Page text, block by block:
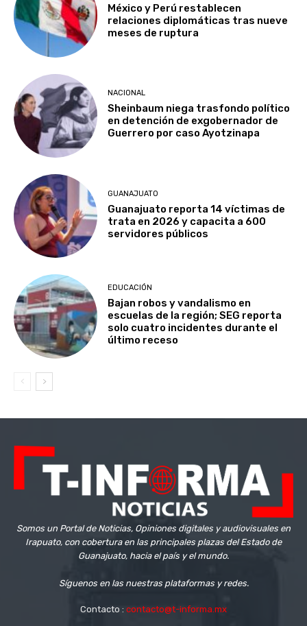
México y Perú restablecen
relaciones diplomáticas tras nueve
meses de ruptura
NACIONAL
Sheinbaum niega trasfondo político
en detención de exgobernador de
Guerrero por caso Ayotzinapa
GUANAJUATO
Guanajuato reporta 14 víctimas de
trata en 2026 y capacita a 600
servidores públicos
EDUCACIÓN
Bajan robos y vandalismo en
escuelas de la región; SEG reporta
solo cuatro incidentes durante el
último receso
Somos un Portal de Noticias, Opiniones digitales y audiovisuales en
Irapuato, con cobertura en las principales plazas del Estado de
Guanajuato, hacia el país y el mundo.
Síguenos en las nuestras plataformas y redes.
Contacto : contacto@t-informa.mx